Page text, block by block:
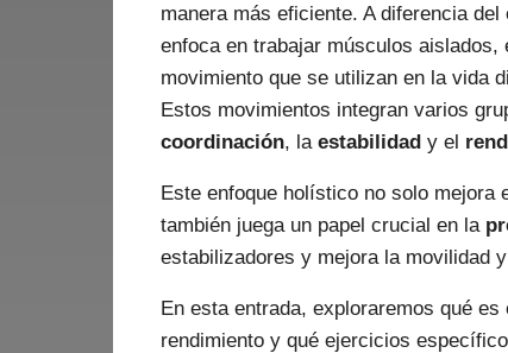
manera más eficiente. A diferencia
enfoca en trabajar músculos
movimiento que se utilizan en la vida
Estos movimientos integran varios
coordinación, la estabilidady el
Este enfoque holístico no solo mejora
también juega un papel crucial en la
estabilizadores y mejora la movilidad
En esta entrada, exploraremos qué
rendimiento y qué ejercicios